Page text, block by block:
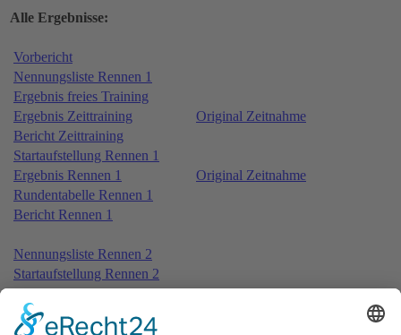
Alle Ergebnisse:
Vorbericht
Nennungsliste Rennen 1
Ergebnis freies Training
Ergebnis Zeittraining
Original Zeitnahme
Bericht Zeittraining
Startaufstellung Rennen 1
Ergebnis Rennen 1
Original Zeitnahme
Rundentabelle Rennen 1
Bericht Rennen 1
Nennungsliste Rennen 2
Startaufstellung Rennen 2
Ergebnis Rennen 2
Original Zeitnahme
Rundentabelle Rennen 2